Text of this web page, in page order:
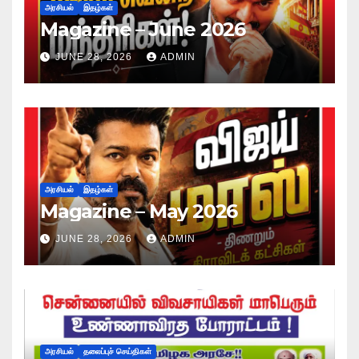
அரசியல் இதழ்கள்
Magazine – June 2026
JUNE 28, 2026 ADMIN
அரசியல் இதழ்கள்
Magazine – May 2026
JUNE 28, 2026 ADMIN
அரசியல் தலைப்புச் செய்திகள்